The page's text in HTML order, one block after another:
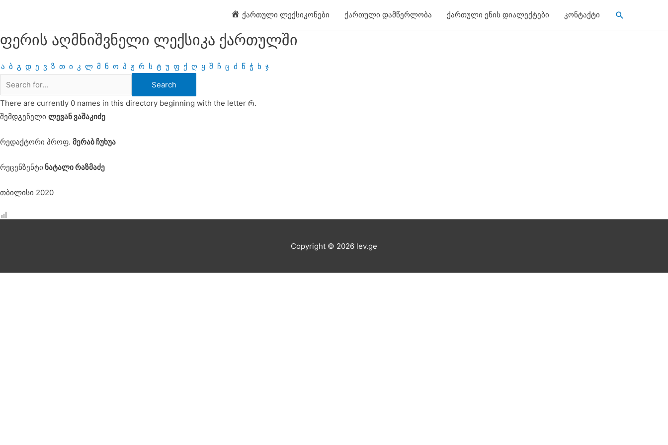
content
ქართული ლექსიკონები ქართული დამწერლობა ქართული ენის დიალექტები კონტაქტი Search
ფერის აღმნიშვნელი ლექსიკა ქართულში
ა ბ გ დ ე ვ ზ თ ი კ ლ მ ნ ო პ ჟ რ ს ტ უ ფ ქ ღ ყ შ ჩ ც ძ წ ჭ ხ ჯ
There are currently 0 names in this directory beginning with the letter Რ.
შემდგენელი ლევან ვაშაკიძე
რედაქტორი პროფ. მერაბ ჩუხუა
რეცენზენტი ნატალი რაზმაძე
თბილისი 2020
Copyright © 2026 lev.ge